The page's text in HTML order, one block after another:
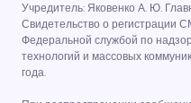
Учредитель: Яковенко А. Ю.
Свидетельство о
Федеральной службой по
технологий и массовых
года.